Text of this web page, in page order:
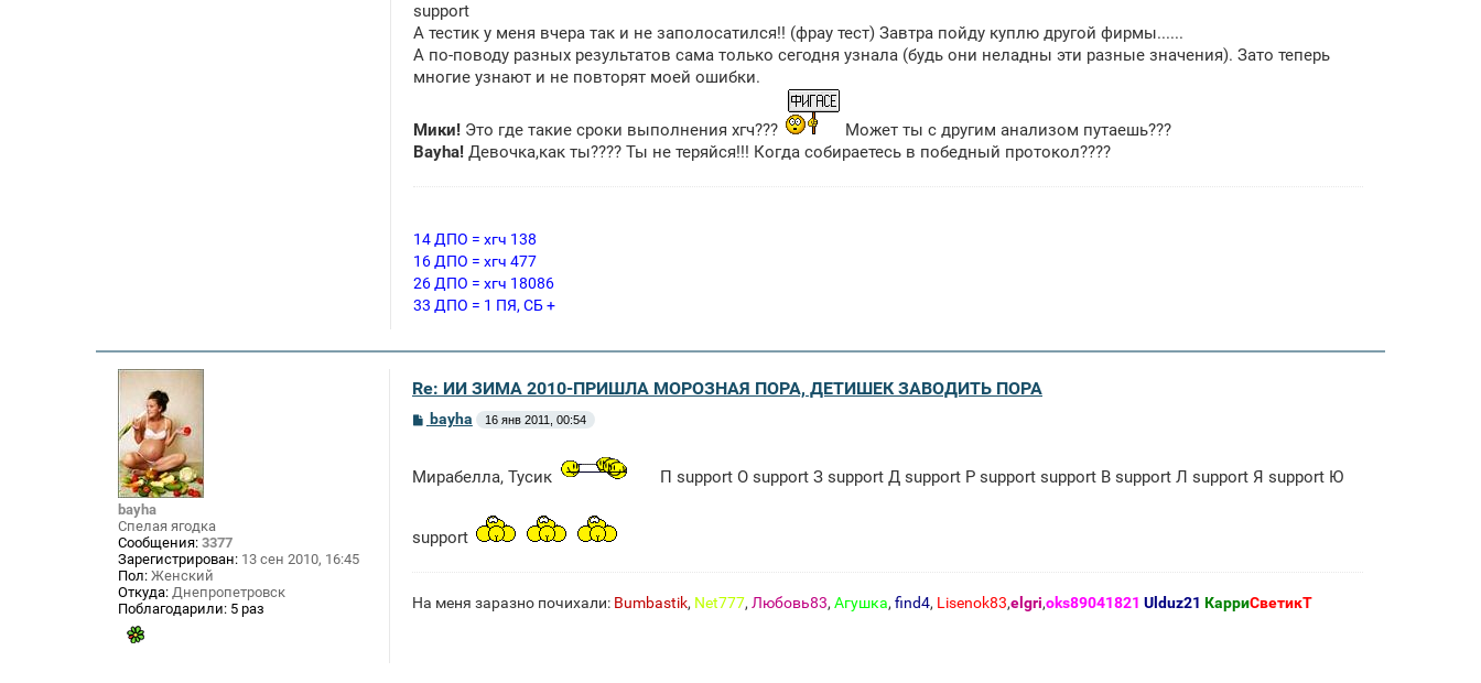
support
А тестик у меня вчера так и не заполосатился!! (фрау тест) Завтра пойду куплю другой фирмы......
А по-поводу разных результатов сама только сегодня узнала (будь они неладны эти разные значения). Зато теперь
многие узнают и не повторят моей ошибки.
Мики! Это где такие сроки выполнения хгч???
Может ты с другим анализом путаешь???
Bayha! Девочка,как ты???? Ты не теряйся!!! Когда собираетесь в победный протокол????
14 ДПО = хгч 138
16 ДПО = хгч 477
26 ДПО = хгч 18086
33 ДПО = 1 ПЯ, СБ +
bayha
Спелая ягодка
Сообщения: 3377
Зарегистрирован: 13 сен 2010, 16:45
Пол: Женский
Откуда: Днепропетровск
Поблагодарили: 5 раз
Re: ИИ ЗИМА 2010-ПРИШЛА МОРОЗНАЯ ПОРА, ДЕТИШЕК ЗАВОДИТЬ ПОРА
С
щ
е
bayha 16 янв 2011, 00:54
Мирабелла, Тусик П support О support З support Д support Р support support В support Л support Я support Ю
support
На меня заразно почихали: Bumbastik, Net777, Любовь83, Агушка, find4, Lisenok83,elgri,oks89041821 Ulduz21 КарриСветикТ